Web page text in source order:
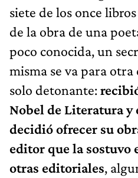
siete de los once
de la obra de una
poco conocida, un
misma se va para
solo detonante:
Nobel de Literatura
decidió ofrecer su
editor que la sostuvo
otras editoriales,